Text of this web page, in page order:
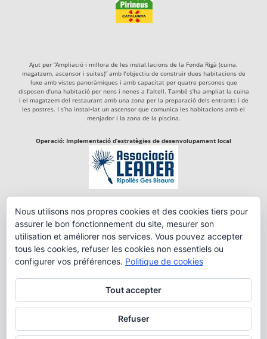
Ajut per “Ampliació i millora de les instal.lacions de la Fonda Rigà (cuina,
magatzem, ascensor i suites)” amb l’objectiu de construir dues habitacions de
luxe amb vistes panoràmiques i amb capacitat per quatre persones que
disposen d’una habitació per nens i nenes a l’altell. També s’ha ampliat la cuina
i el magatzem del restaurant amb una zona per la preparació dels entrants i de
les postres. I s’ha instal•lat un ascensor que comunica les habitacions amb el
menjador i la zona de la piscina.
Operació: Implementació d’estratègies de desenvolupament local
Actuació del Programa de Desenvolupament Rural de Catalunya 2014-2020,
cofinançada per:
Nous utilisons nos propres cookies et des cookies tiers pour
assurer le bon fonctionnement du site, mesurer son
utilisation et améliorer nos services. Vous pouvez accepter
tous les cookies, refuser les cookies non essentiels ou
configurer vos préférences. Politique de cookies
Tout accepter
Refuser